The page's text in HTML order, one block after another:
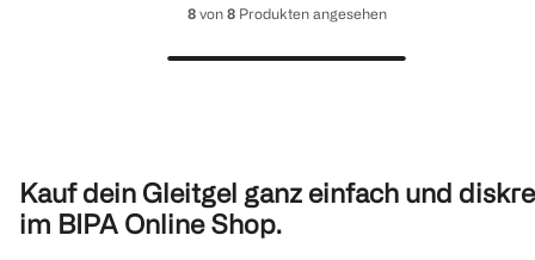
8 von8 Produkten angesehen
Kauf dein Gleitgel ganz einfach und
im BIPA Online Shop.